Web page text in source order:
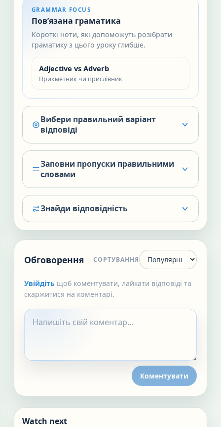
GRAMMAR FOCUS
Пов’язана граматика
Короткі ноти, які допоможуть розібрати
граматику з цього уроку глибше.
Adjective vs Adverb
Прикметник чи прислівник
Вибери правильний варіант
відповіді
Заповни пропуски правильними
словами
Знайди відповідність
Обговорення СОРТУВАННЯ
Увійдіть щоб коментувати, лайкати відповіді та
скаржитися на коментарі.
Коментувати
Watch next